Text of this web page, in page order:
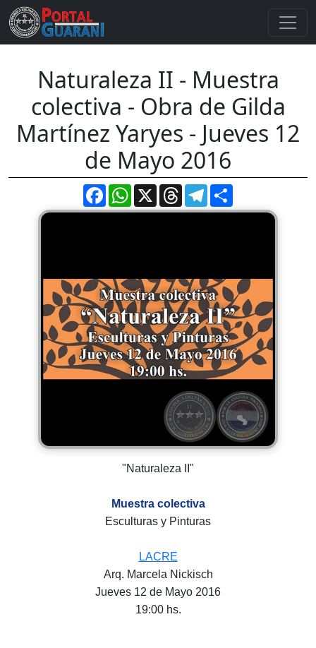
Naturaleza II - Muestra
colectiva - Obra de Gilda
Martínez Yaryes - Jueves 12
de Mayo 2016
FacebookWhatsApp
X ThreadsTelegram
"Naturaleza II"
Muestra colectiva
Esculturas y Pinturas
LACRE
Arq. Marcela Nickisch
Jueves 12 de Mayo 2016
19:00 hs.